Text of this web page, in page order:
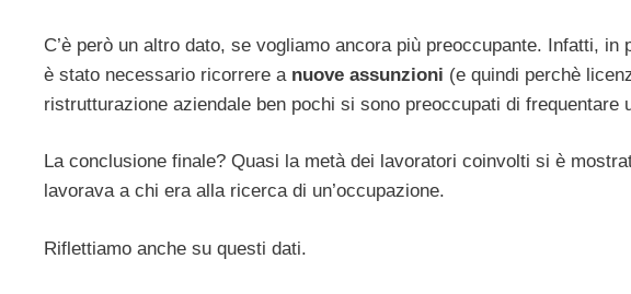
C’è però un altro dato, se vogliamo ancora più preoccupante. Infatti, in
è stato necessario ricorrere a nuove assunzioni (e quindi perchè
ristrutturazione aziendale ben pochi si sono preoccupati di frequentare
La conclusione finale? Quasi la metà dei lavoratori coinvolti si è
lavorava a chi era alla ricerca di un’occupazione.
Riflettiamo anche su questi dati.